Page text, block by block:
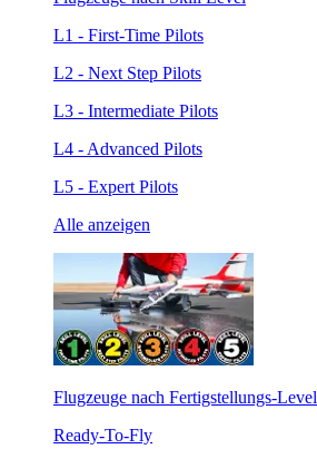
L1 - First-Time Pilots
L2 - Next Step Pilots
L3 - Intermediate Pilots
L4 - Advanced Pilots
L5 - Expert Pilots
Alle anzeigen
Flugzeuge nach Fertigstellungs-Level
Ready-To-Fly